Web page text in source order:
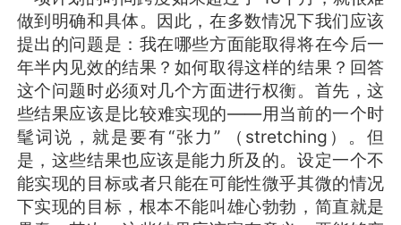
做到明确和具体。因此，在多数情况下我们应该
提出的问题是：我在哪些方面能取得将在今后一
年半内见效的结果？如何取得这样的结果？回答
这个问题时必须对几个方面进行权衡。首先，这
些结果应该是比较难实现的——用当前的一个时
髦词说，就是要有“张力” （stretching）。但
是，这些结果也应该是能力所及的。设定一个不
能实现的目标或者只能在可能性微乎其微的情况
下实现的目标，根本不能叫雄心勃勃，简直就是